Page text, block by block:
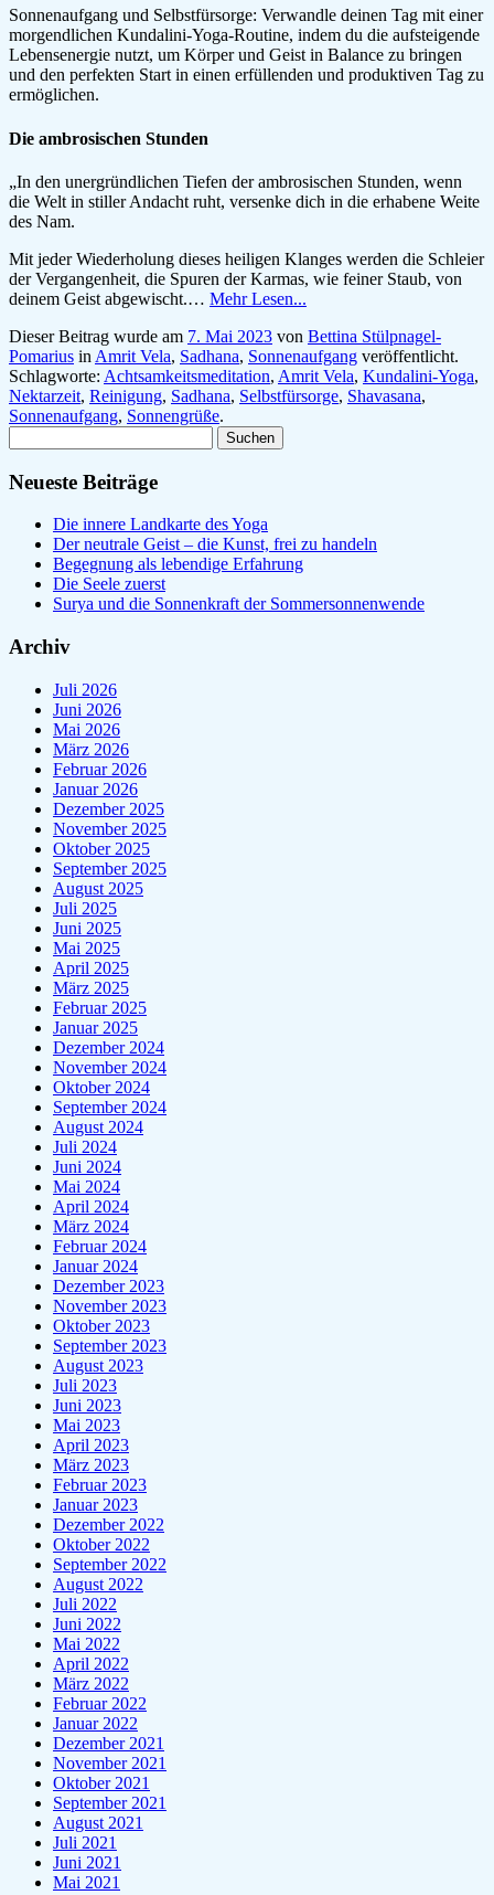
Sonnenaufgang und Selbstfürsorge: Verwandle deinen Tag mit einer
morgendlichen Kundalini-Yoga-Routine, indem du die aufsteigende
Lebensenergie nutzt, um Körper und Geist in Balance zu bringen
und den perfekten Start in einen erfüllenden und produktiven Tag zu
ermöglichen.
Die ambrosischen Stunden
„In den unergründlichen Tiefen der ambrosischen Stunden, wenn
die Welt in stiller Andacht ruht, versenke dich in die erhabene Weite
des Nam.
Mit jeder Wiederholung dieses heiligen Klanges werden die Schleier
der Vergangenheit, die Spuren der Karmas, wie feiner Staub, von
deinem Geist abgewischt.… Mehr Lesen...
Dieser Beitrag wurde am 7. Mai 2023 von Bettina Stülpnagel-
Pomarius in Amrit Vela, Sadhana, Sonnenaufgang veröffentlicht.
Schlagworte: Achtsamkeitsmeditation, Amrit Vela, Kundalini-Yoga,
Nektarzeit, Reinigung, Sadhana, Selbstfürsorge, Shavasana,
Sonnenaufgang, Sonnengrüße.
nach:
Neueste Beiträge
Die innere Landkarte des Yoga
Der neutrale Geist – die Kunst, frei zu handeln
Begegnung als lebendige Erfahrung
Die Seele zuerst
Surya und die Sonnenkraft der Sommersonnenwende
Archiv
Juli 2026
Juni 2026
Mai 2026
März 2026
Februar 2026
Januar 2026
Dezember 2025
November 2025
Oktober 2025
September 2025
August 2025
Juli 2025
Juni 2025
Mai 2025
April 2025
März 2025
Februar 2025
Januar 2025
Dezember 2024
November 2024
Oktober 2024
September 2024
August 2024
Juli 2024
Juni 2024
Mai 2024
April 2024
März 2024
Februar 2024
Januar 2024
Dezember 2023
November 2023
Oktober 2023
September 2023
August 2023
Juli 2023
Juni 2023
Mai 2023
April 2023
März 2023
Februar 2023
Januar 2023
Dezember 2022
Oktober 2022
September 2022
August 2022
Juli 2022
Juni 2022
Mai 2022
April 2022
März 2022
Februar 2022
Januar 2022
Dezember 2021
November 2021
Oktober 2021
September 2021
August 2021
Juli 2021
Juni 2021
Mai 2021